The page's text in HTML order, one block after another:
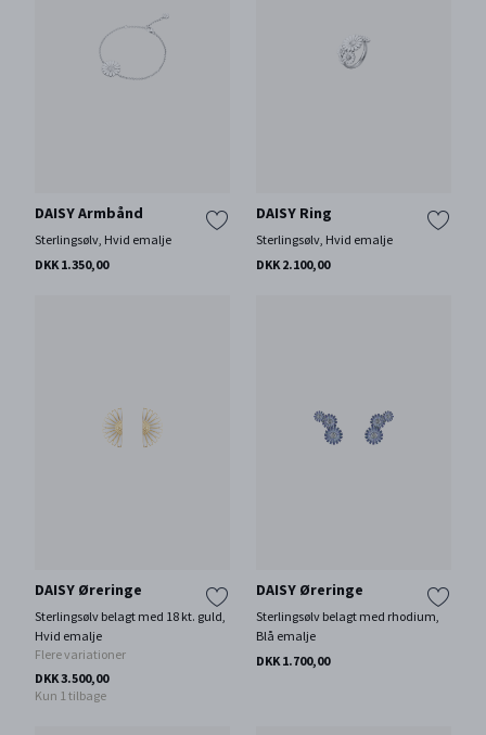
DAISY Armbånd
Sterlingsølv, Hvid emalje
DKK 1.350,00
DAISY Ring
Sterlingsølv, Hvid emalje
DKK 2.100,00
DAISY Øreringe
Sterlingsølv belagt med 18 kt. guld,
Hvid emalje
Flere variationer
DKK 3.500,00
Kun 1 tilbage
DAISY Øreringe
Sterlingsølv belagt med rhodium,
Blå emalje
DKK 1.700,00